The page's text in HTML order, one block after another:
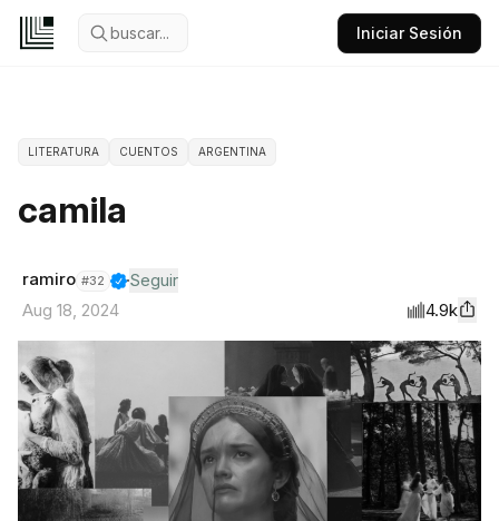
buscar... Iniciar Sesión
LITERATURA CUENTOS ARGENTINA
camila
ramiro #32
Seguir
Aug 18, 2024
4.9k